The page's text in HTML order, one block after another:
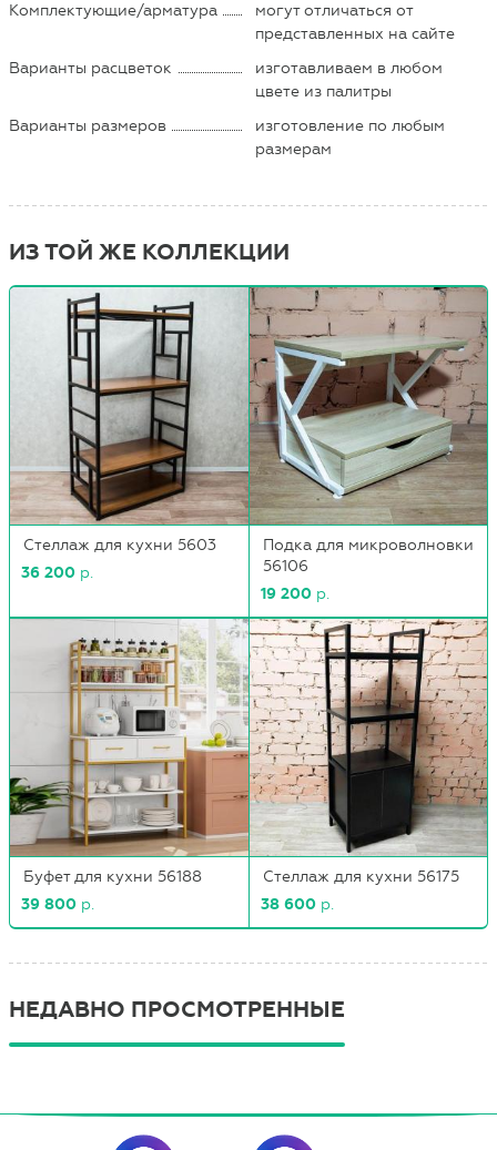
Комплектующие/арматура
могут отличаться от
представленных на сайте
Варианты расцветок
изготавливаем в любом
цвете из палитры
Варианты размеров
изготовление по любым
размерам
ИЗ ТОЙ ЖЕ КОЛЛЕКЦИИ
Стеллаж для кухни 5603
36 200 р.
Подка для микроволновки
56106
19 200 р.
Буфет для кухни 56188
39 800 р.
Стеллаж для кухни 56175
38 600 р.
НЕДАВНО ПРОСМОТРЕННЫЕ